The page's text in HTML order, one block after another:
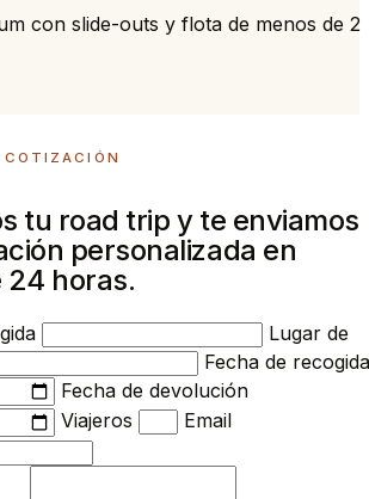
con slide-outs y flota de menos de 2
COTIZACIÓN
tu road trip y te enviamos
personalizada en
24 horas.
Lugar de
Fecha de recogida
Fecha de devolución
Viajeros
Email